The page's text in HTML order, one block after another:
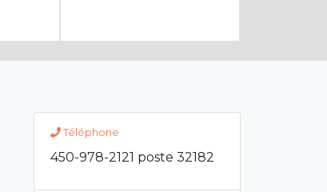
Téléphone
450-978-2121 poste 32182